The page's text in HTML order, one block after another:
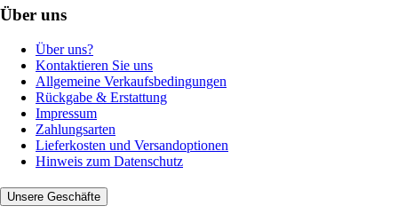
Über uns
Über uns?
Kontaktieren Sie uns
Allgemeine Verkaufsbedingungen
Rückgabe & Erstattung
Impressum
Zahlungsarten
Lieferkosten und Versandoptionen
Hinweis zum Datenschutz
Unsere Geschäfte